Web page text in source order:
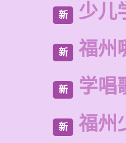
新 少儿
新 福州
新 学唱
新 福州